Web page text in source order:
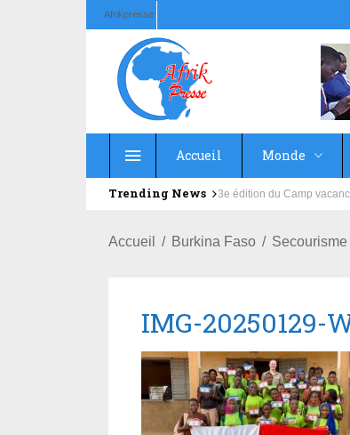
Afrikpresse
Accueil Monde
Trending News Education : la fédération
Accueil Burkina Faso
IMG-20250129-